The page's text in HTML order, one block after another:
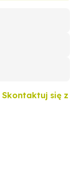
Skontaktuj się z